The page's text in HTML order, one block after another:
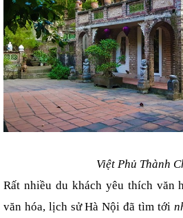
Việt Phủ Thành
Rất nhiều du khách yêu thích văn
văn hóa, lịch sử Hà Nội đã tìm tới